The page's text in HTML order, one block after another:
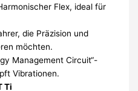
Flex, ideal für
die Präzision und
möchten.
Management Circuit“-
Vibrationen.
Ti